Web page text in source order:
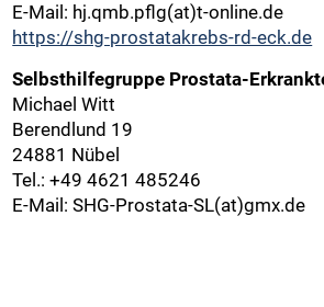
E-Mail: hj.qmb.pflg(at)t-online.de
https://shg-prostatakrebs-rd-eck.de
Selbsthilfegruppe Prostata-
Michael Witt
Berendlund 19
24881 Nübel
Tel.: +49 4621 485246
E-Mail: SHG-Prostata-SL(at)gmx.de